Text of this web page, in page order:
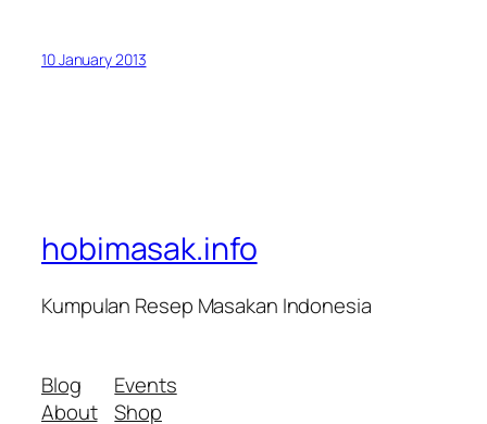
10 January 2013
hobimasak.info
Kumpulan Resep Masakan Indonesia
Blog
About
Events
Shop